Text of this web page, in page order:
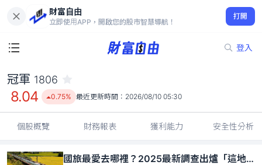
財富自由
立即使用APP，開啟您的股市智慧導航！
打開
登入
8.04
0.75%
冠軍 1806
8.04 0.75% 最近更新時間： 2026/08/10 05:30
個股概覽 財務報表 獲利能力 安全性分析
國旅最愛去哪裡？2025最新調查出爐「這地區」奪冠